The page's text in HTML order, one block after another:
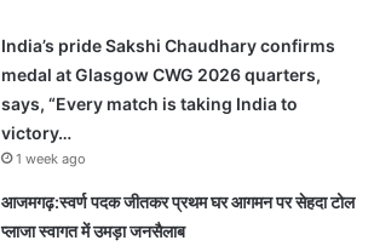
India’s pride Sakshi Chaudhary confirms
medal at Glasgow CWG 2026 quarters,
says, “Every match is taking India to
victory…
1 week ago
आजमगढ़:स्वर्ण पदक जीतकर प्रथम घर आगमन पर सेहदा टोल
प्लाजा स्वागत में उमड़ा जनसैलाब